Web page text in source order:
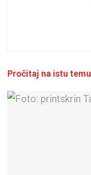
Pročitaj na istu temu